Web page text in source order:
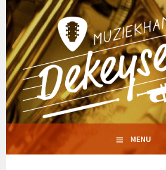
Spring
naar
inhoud
DEKEYSERMUSIC
MUZIEKHANDEL
MENU